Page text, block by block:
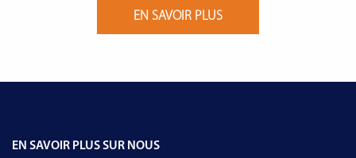
EN SAVOIR PLUS
EN SAVOIR PLUS SUR NOUS